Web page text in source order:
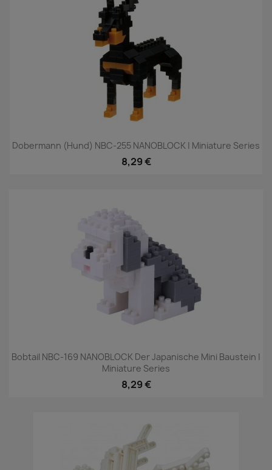
Dobermann (Hund) NBC-255 NANOBLOCK | Miniature Series
8,29 €
Bobtail NBC-169 NANOBLOCK Der Japanische Mini Baustein |
Miniature Series
8,29 €